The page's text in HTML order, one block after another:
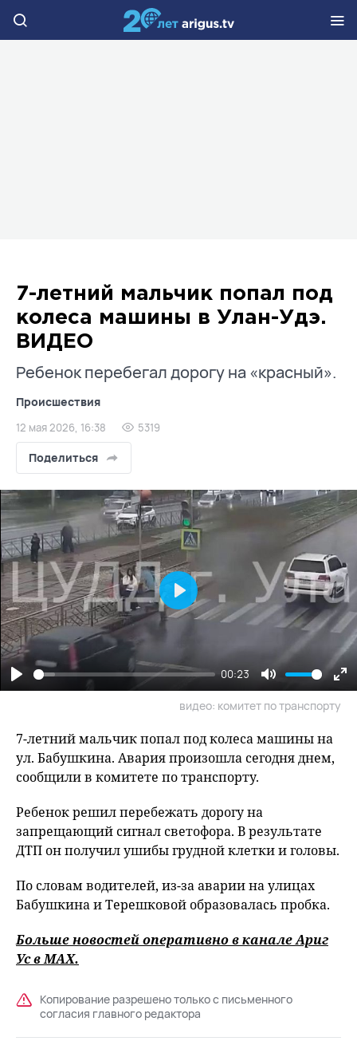
7-летний мальчик попал под
колеса машины в Улан-Удэ.
ВИДЕО
Ребенок перебегал дорогу на «красный».
Происшествия
12 мая 2026, 16:38 5319
Поделиться
Play
00:23
Mute
Play
видео: комитет по транспорту
7-летний мальчик попал под колеса машины на
ул. Бабушкина. Авария произошла сегодня днем,
сообщили в комитете по транспорту.
Ребенок решил перебежать дорогу на
запрещающий сигнал светофора. В результате
ДТП он получил ушибы грудной клетки и головы.
По словам водителей, из-за аварии на улицах
Бабушкина и Терешковой образовалась пробка.
Больше новостей оперативно в канале Ариг
Ус вMAХ.
Копирование разрешено только с письменного
согласия главного редактора